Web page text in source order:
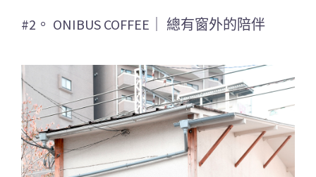
#2。 ONIBUS COFFEE｜ 總有窗外的陪伴